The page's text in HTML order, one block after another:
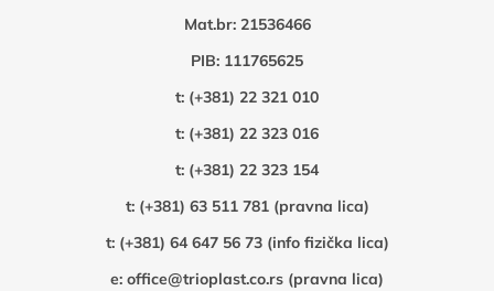
Mat.br: 21536466
PIB: 111765625
t: (+381) 22 321 010
t: (+381) 22 323 016
t: (+381) 22 323 154
t: (+381) 63 511 781 (pravna lica)
t: (+381) 64 647 56 73 (info fizička lica)
e: office@trioplast.co.rs (pravna lica)